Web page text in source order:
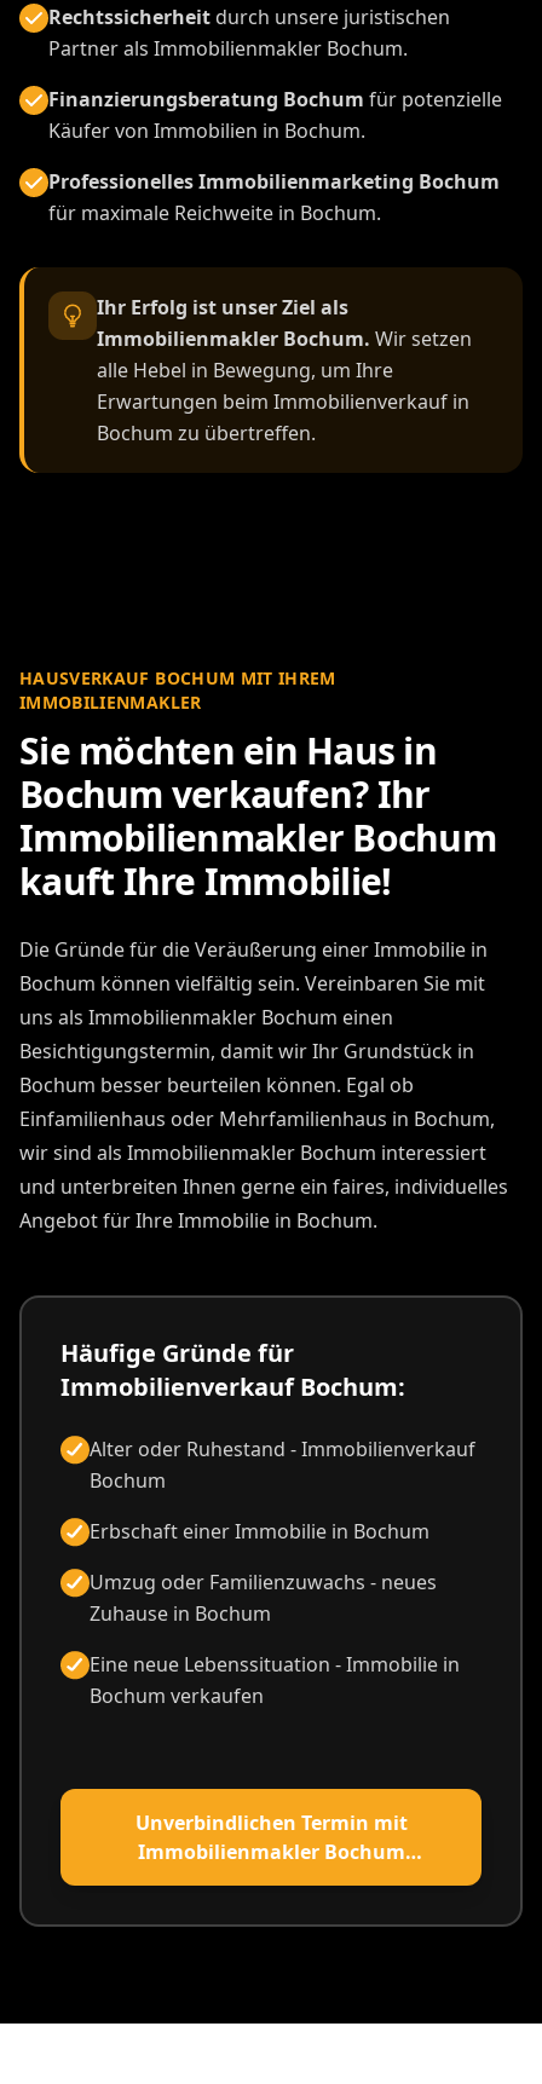
Rechtssicherheitdurch unsere juristischen
Partner als Immobilienmakler Bochum.
Finanzierungsberatung Bochum für potenzielle
Käufer von Immobilien in Bochum.
Professionelles Immobilienmarketing Bochum
für maximale Reichweite in Bochum.
Ihr Erfolg ist unser Ziel als
Immobilienmakler Bochum. Wir setzen
alle Hebel in Bewegung, um Ihre
Erwartungen beim Immobilienverkauf in
Bochum zu übertreffen.
HAUSVERKAUF BOCHUM MIT IHREM
IMMOBILIENMAKLER
Sie möchten ein Haus in
Bochum verkaufen? Ihr
Immobilienmakler Bochum
kauft Ihre Immobilie!
Die Gründe für die Veräußerung einer Immobilie in
Bochum können vielfältig sein. Vereinbaren Sie mit
uns als Immobilienmakler Bochum einen
Besichtigungstermin, damit wir Ihr Grundstück in
Bochum besser beurteilen können. Egal ob
Einfamilienhaus oder Mehrfamilienhaus in Bochum,
wir sind als Immobilienmakler Bochum interessiert
und unterbreiten Ihnen gerne ein faires, individuelles
Angebot für Ihre Immobilie in Bochum.
Häufige Gründe für
Immobilienverkauf Bochum:
Alter oder Ruhestand - Immobilienverkauf
Bochum
Erbschaft einer Immobilie in Bochum
Umzug oder Familienzuwachs - neues
Zuhause in Bochum
Eine neue Lebenssituation - Immobilie in
Bochum verkaufen
Unverbindlichen Termin mit
Immobilienmakler Bochum
vereinbaren